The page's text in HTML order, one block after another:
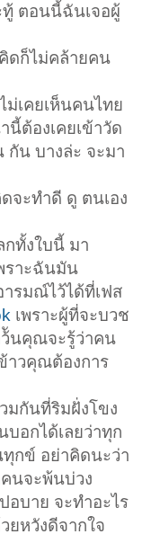
ทู้ ตอนนี้ฉันเจอผู้
ดก็ไม่คล้ายคน
เคยเห็นคนไทย
นี้ต้องเคยเข้าวัด
น บางล่ะ จะมา
จะทำดี ดู ตนเอง
กทั้งใบนี้ มา
ราะฉันมัน
รมณ์ไว้ได้ที่เฟส
เพราะผู้ที่จะบวช
นคุณจะรู้ว่าคน
าวคุณต้องการ
มกันที่ริมฝั่งโขง
บอกได้เลยว่าทุก
กข์ อย่าคิดนะว่า
นจะพ้นบ่วง
อบาย จะทำอะไร
ยหวังดีจากใจ